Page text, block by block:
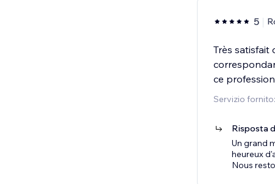
5
Très satisfait
ce
Servizio
Risposta
Un grand
heureux
Nous